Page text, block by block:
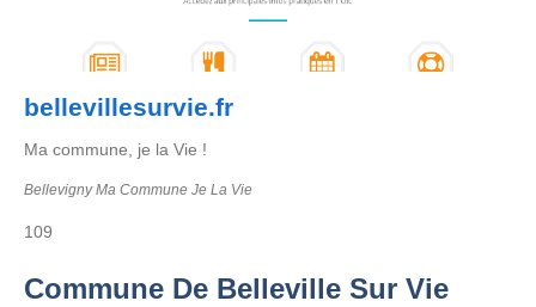
bellevillesurvie.fr
Ma commune, je la Vie !
Bellevigny Ma Commune Je La Vie
109
Commune De Belleville Sur Vie